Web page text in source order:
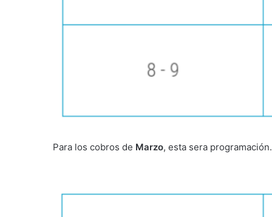
Para los cobros de Marzo, esta sera programación.